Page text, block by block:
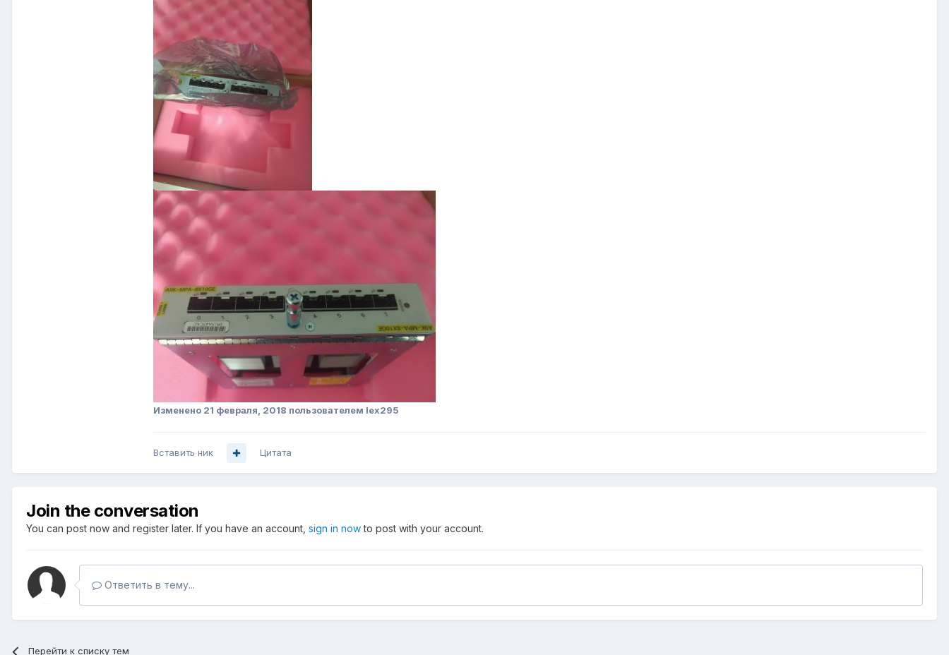
Изменено 21 февраля, 2018 пользователем lex295
Вставить ник Цитата
Join the conversation
You can post now and register later. If you have an account, sign in nowto post with your account.
Ответить в тему...
Перейти к списку тем